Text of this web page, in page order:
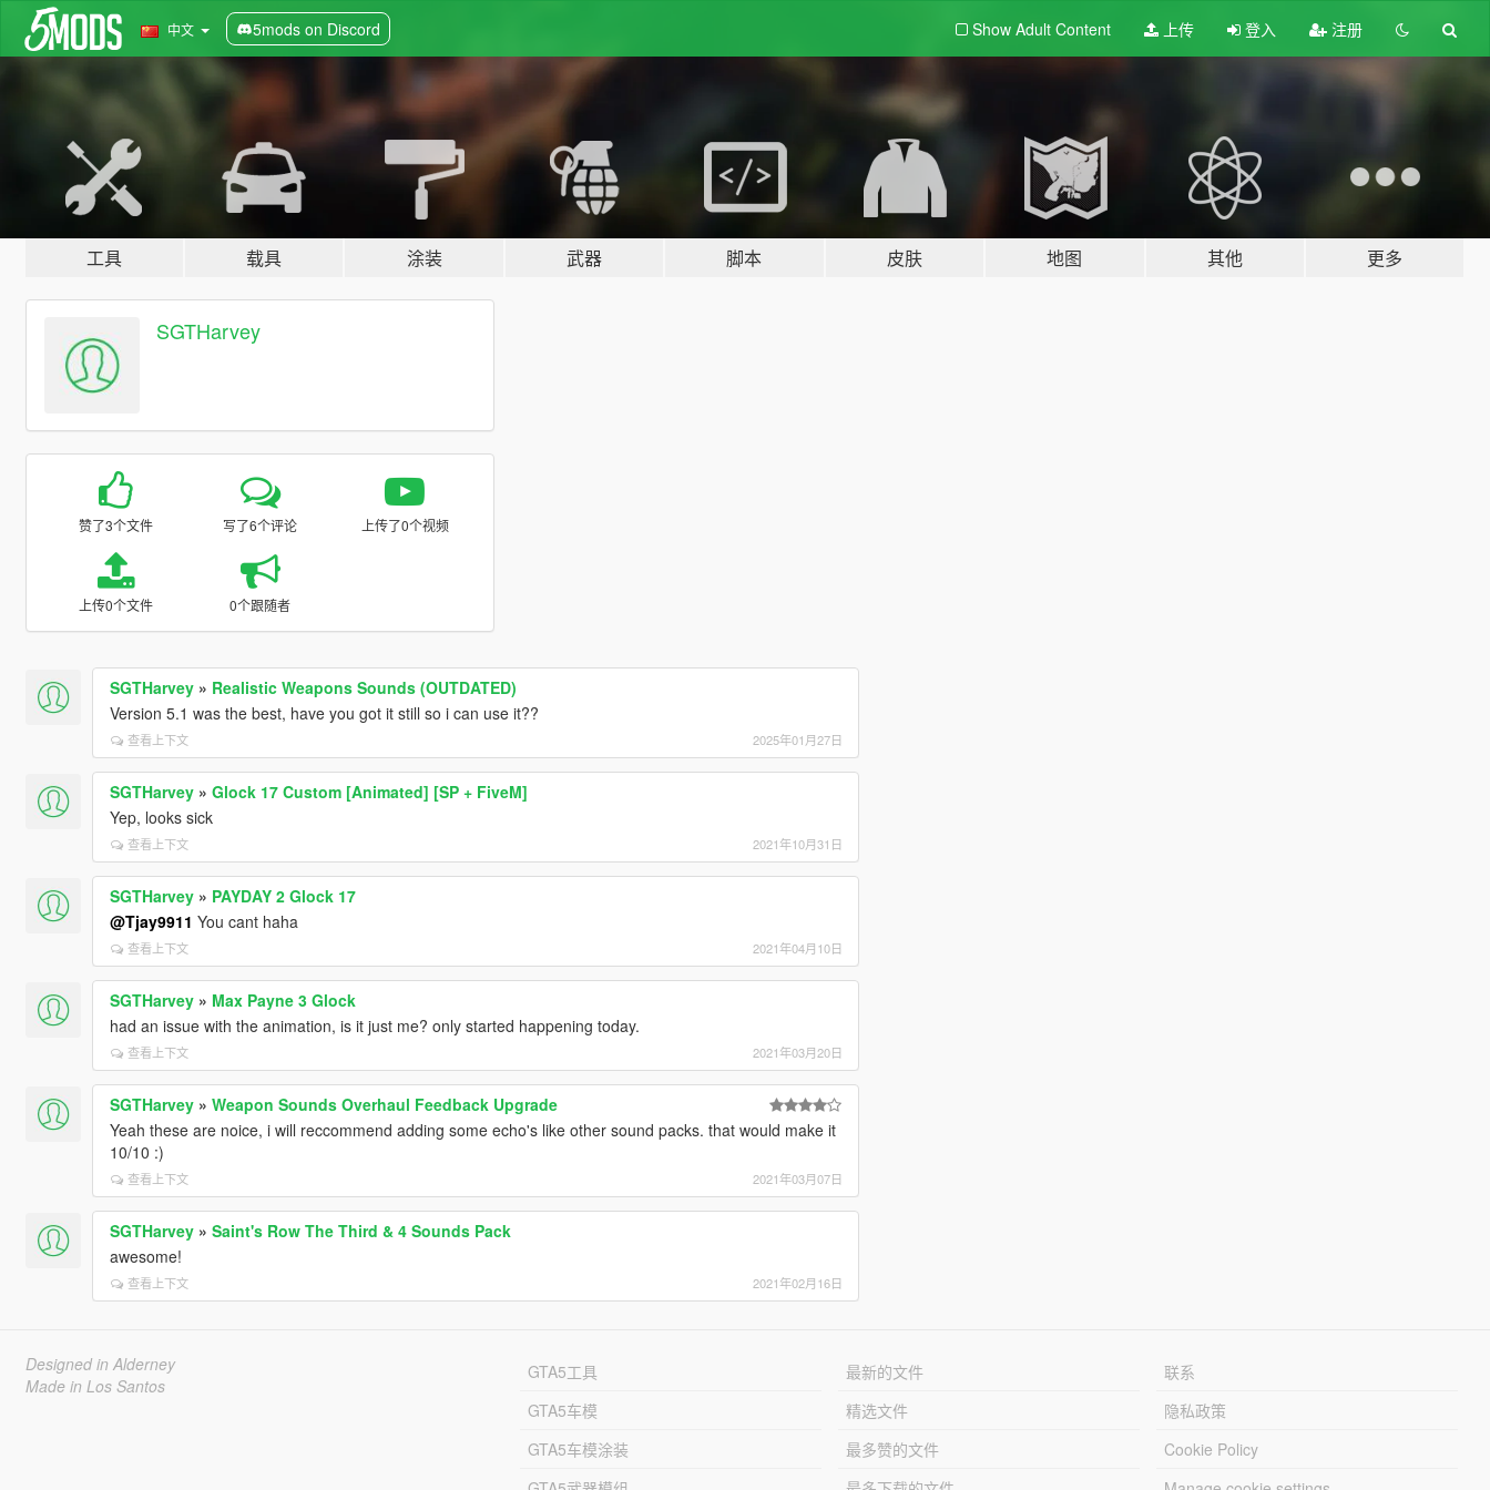
中文 5mods on Discord Show Adult Content 上传 登入 注册
工具 载具 涂装 武器 脚本 皮肤 地图 其他 更多
SGTHarvey
赞了3个文件 写了6个评论 上传了0个视频
上传0个文件 0个跟随者
SGTHarvey» Realistic Weapons Sounds (OUTDATED)
Version 5.1 was the best, have you got it still so i can use it??
查看上下文 2025年01月27日
SGTHarvey» Glock 17 Custom [Animated] [SP + FiveM]
Yep, looks sick
查看上下文 2021年10月31日
SGTHarvey» PAYDAY 2 Glock 17
@Tjay9911 You cant haha
查看上下文 2021年04月10日
SGTHarvey» Max Payne 3 Glock
had an issue with the animation, is it just me? only started happening today.
查看上下文 2021年03月20日
SGTHarvey» Weapon Sounds Overhaul Feedback Upgrade
Yeah these are noice, i will reccommend adding some echo's like other sound packs. that would make it
10/10 :)
查看上下文 2021年03月07日
SGTHarvey» Saint's Row The Third & 4 Sounds Pack
awesome!
查看上下文 2021年02月16日
Designed in Alderney
Made in Los Santos
GTA5工具
GTA5车模
GTA5车模涂装
最新的文件
精选文件
最多赞的文件
联系
隐私政策
Cookie Policy